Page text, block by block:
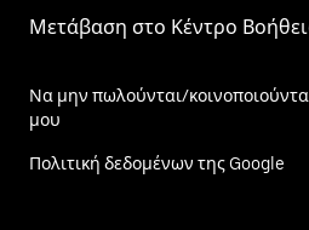
Μετάβαση στο Κέντρο
Να μην πωλούνται/
μου
Πολιτική δεδομένων της Google